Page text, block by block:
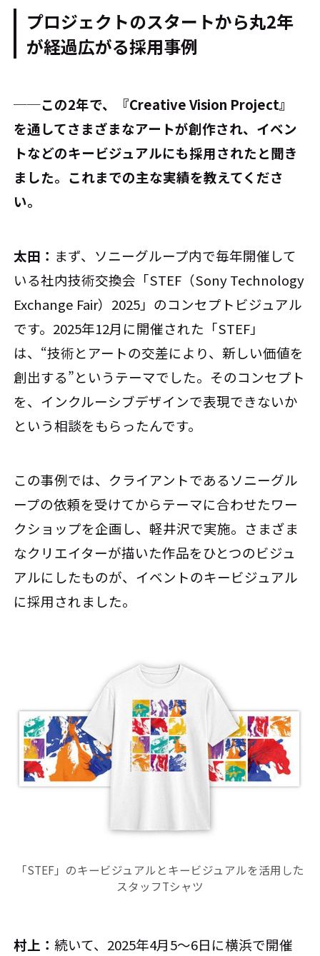
プロジェクトのスタートから丸2年
が経過――広がる採用事例
──この2年で、『Creative Vision Project』
を通してさまざまなアートが創作され、イベン
トなどのキービジュアルにも採用されたと聞き
ました。これまでの主な実績を教えてくださ
い。
太田： まず、ソニーグループ内で毎年開催して
いる社内技術交換会「STEF（Sony Technology
Exchange Fair）2025」のコンセプトビジュアル
です。2025年12月に開催された「STEF」
は、“技術とアートの交差により、新しい価値を
創出する”というテーマでした。そのコンセプト
を、インクルーシブデザインで表現できないか
という相談をもらったんです。
この事例では、クライアントであるソニーグル
ープの依頼を受けてからテーマに合わせたワー
クショップを企画し、軽井沢で実施。さまざま
なクリエイターが描いた作品をひとつのビジュ
アルにしたものが、イベントのキービジュアル
に採用されました。
「STEF」のキービジュアルとキービジュアルを活用した
スタッフTシャツ
村上：続いて、2025年4月5～6日に横浜で開催